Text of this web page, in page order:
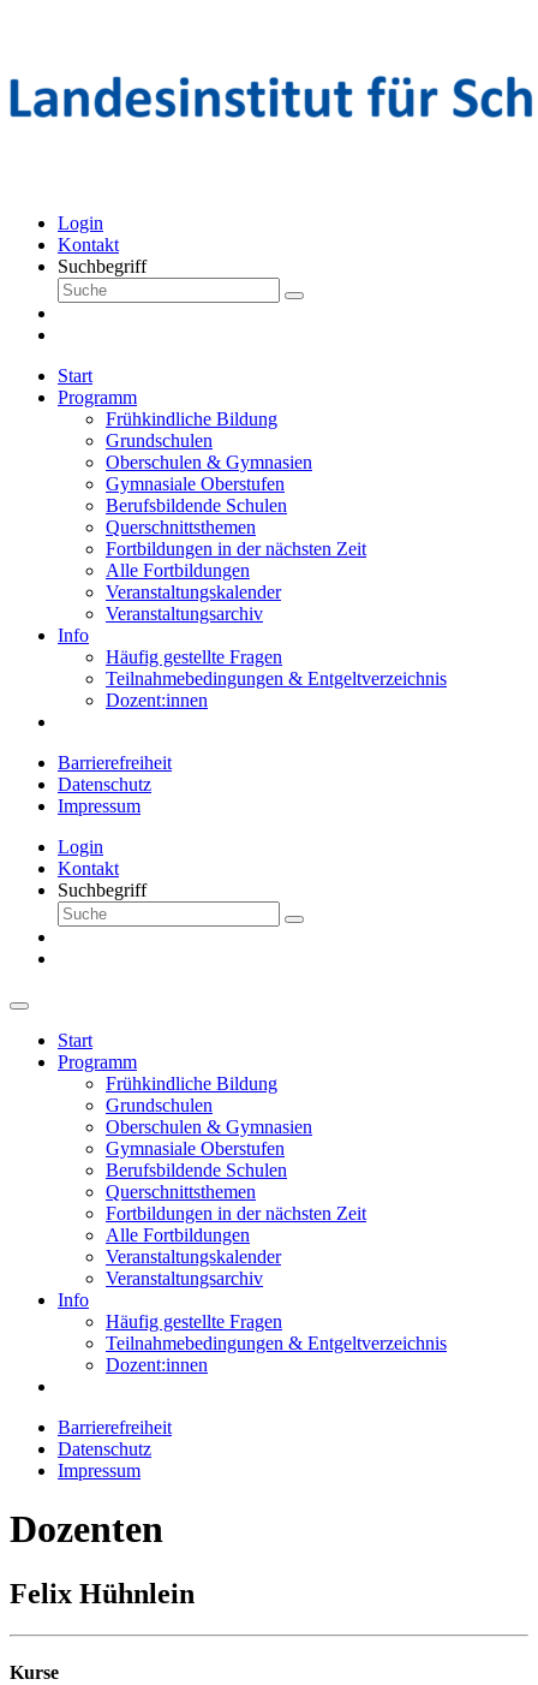
Login
Kontakt
Suchbegriff
Start
Programm
Frühkindliche Bildung
Grundschulen
Oberschulen & Gymnasien
Gymnasiale Oberstufen
Berufsbildende Schulen
Querschnittsthemen
Fortbildungen in der nächsten Zeit
Alle Fortbildungen
Veranstaltungskalender
Veranstaltungsarchiv
Info
Häufig gestellte Fragen
Teilnahmebedingungen & Entgeltverzeichnis
Dozent:innen
Barrierefreiheit
Datenschutz
Impressum
Login
Kontakt
Suchbegriff
Start
Programm
Frühkindliche Bildung
Grundschulen
Oberschulen & Gymnasien
Gymnasiale Oberstufen
Berufsbildende Schulen
Querschnittsthemen
Fortbildungen in der nächsten Zeit
Alle Fortbildungen
Veranstaltungskalender
Veranstaltungsarchiv
Info
Häufig gestellte Fragen
Teilnahmebedingungen & Entgeltverzeichnis
Dozent:innen
Barrierefreiheit
Datenschutz
Impressum
Dozenten
Felix Hühnlein
Kurse